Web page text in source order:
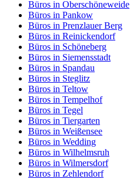
Büros in Oberschöneweide
Büros in Pankow
Büros in Prenzlauer Berg
Büros in Reinickendorf
Büros in Schöneberg
Büros in Siemensstadt
Büros in Spandau
Büros in Steglitz
Büros in Teltow
Büros in Tempelhof
Büros in Tegel
Büros in Tiergarten
Büros in Weißensee
Büros in Wedding
Büros in Wilhelmsruh
Büros in Wilmersdorf
Büros in Zehlendorf